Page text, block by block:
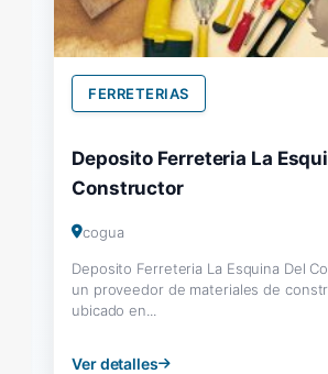
FERRETERIAS
Deposito Ferreteria La
Constructor
cogua
Deposito Ferreteria La Esquina Del
un proveedor de materiales de
ubicado en...
Ver detalles